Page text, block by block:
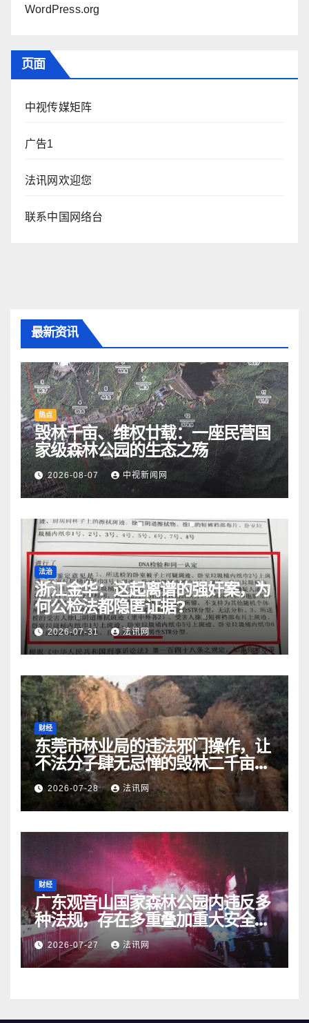
WordPress.org
页面
中视传媒矩阵
广告1
法讯网欢迎您
联系中国网络台
最新资讯
热点
毁林千亩、维权廿载：一座民营国
家级森林公园的生态之殇
2026-08-07 中视新闻网
法治
浙江金华：​这起离谱的强奸案，为
何公检法都隐匿证据?
2026-07-31 法讯网
财经
东莞市林业局的违法邪门操作，让
不法分子肆无忌惮的毁林二千亩而
无人受处罚
2026-07-28 法讯网
财经
广东观音山国家森林公园内违反多
种法规，存在多重叠加重大安全风
险2026-07-27 法讯网